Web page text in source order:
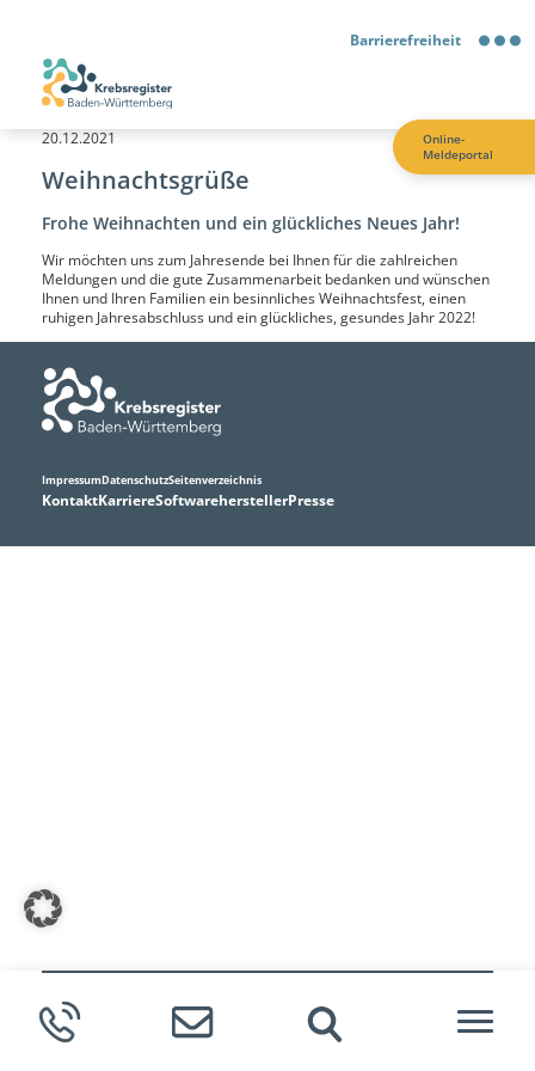
Barrierefreiheit
Barrierefreiheit
Kontrastmodus
Gebärdensprache
Leichte Sprache
20.12.2021
Weihnachtsgrüße
Frohe Weihnachten und ein glückliches Neues Jahr!
Wir möchten uns zum Jahresende bei Ihnen für die zahlreichen
Meldungen und die gute Zusammenarbeit bedanken und wünschen
Ihnen und Ihren Familien ein besinnliches Weihnachtsfest, einen
ruhigen Jahresabschluss und ein glückliches, gesundes Jahr 2022!
Online-
Meldeportal
Meldende
KontaktKarriereSoftwareherstellerPresse
ImpressumDatenschutzSeitenverzeichnis